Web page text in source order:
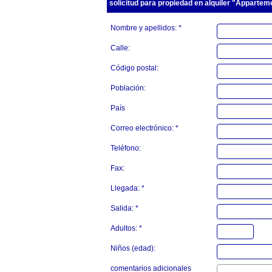
solicitud para propiedad en alquiler
Nombre y apellidos: *
Calle:
Código postal:
Población:
País
Correo electrónico: *
Teléfono:
Fax:
Llegada: *
Salida: *
Adultos: *
Niños (edad):
comentarios adicionales